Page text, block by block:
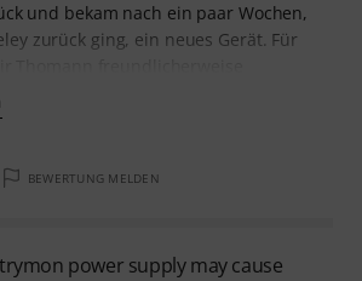
und bekam nach ein paar Wochen,
zurück ging, ein neues Gerät. Für
BEWERTUNG MELDEN
power supply may cause